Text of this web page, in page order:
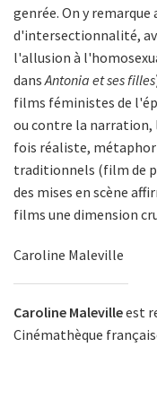
genrée. On y remarque
d'intersectionnalité,
l'allusion à
dans Antonia et ses filles
films féministes de
ou contre la narration,
fois réaliste,
traditionnels (film de
des mises en scène
films une dimension
Caroline Maleville
Caroline Malevilleest
Cinémathèque